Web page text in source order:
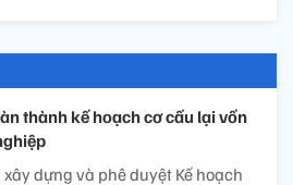
thành kế hoạch cơ cấu lại vốn
dựng và phê duyệt Kế hoạch